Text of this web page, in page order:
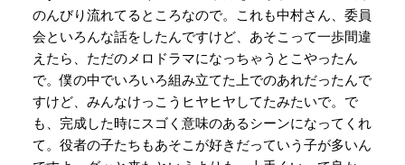
のんびり流れてるところなので。これも中村さん、委員
会といろんな話をしたんですけど、あそこって一歩間違
えたら、ただのメロドラマになっちゃうとこやったん
で。僕の中でいろいろ組み立てた上でのあれだったんで
すけど、みんなけっこうヒヤヒヤしてたみたいで。で
も、完成した時にスゴく意味のあるシーンになってくれ
て。役者の子たちもあそこが好きだっていう子が多いん